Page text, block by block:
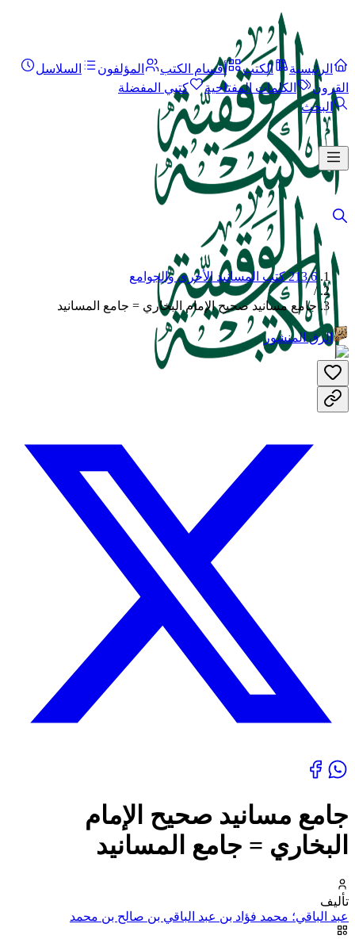
الرئيسية الكتب أقسام الكتب المؤلفون
السلاسل
القرون
الكلمات المفتاحية
كتبي المفضلة
البحث
213.6 كتب المسانيد الأخرى والجوامع
/
جامع مسانيد صحيح الإمام البخاري = جامع المسانيد
الرق المنشور
جامع مسانيد صحيح الإمام
البخاري = جامع المسانيد
تأليف
عبد الباقي؛ محمد فؤاد بن عبد الباقي بن صالح بن محمد